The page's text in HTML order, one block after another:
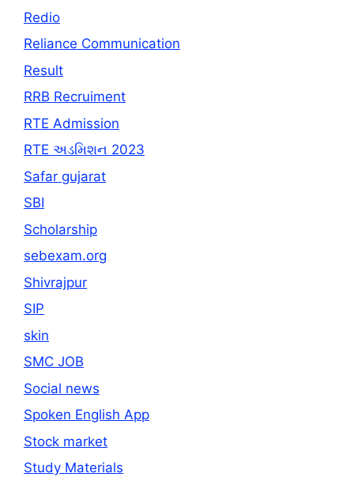
Redio
Reliance Communication
Result
RRB Recruiment
RTE Admission
RTE અડમિશન 2023
Safar gujarat
SBI
Scholarship
sebexam.org
Shivrajpur
SIP
skin
SMC JOB
Social news
Spoken English App
Stock market
Study Materials